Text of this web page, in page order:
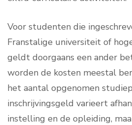
Voor studenten die
Franstalige universiteit of
geldt doorgaans een ander
worden de kosten meestal
het aantal opgenomen
inschrijvingsgeld varieert
instelling en de opleiding,